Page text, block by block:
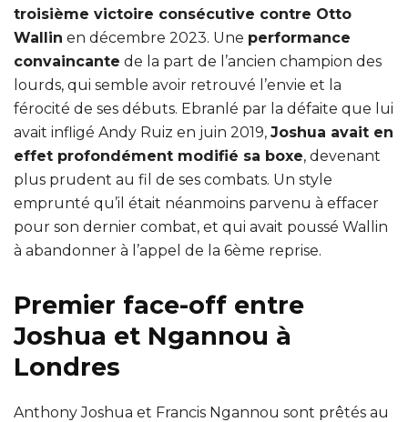
troisième victoire consécutive contre Otto
Wallin en décembre 2023. Une performance
convaincante de la part de l’ancien champion des
lourds, qui semble avoir retrouvé l’envie et la
férocité de ses débuts. Ebranlé par la défaite que lui
avait infligé Andy Ruiz en juin 2019, Joshua avait en
effet profondément modifié sa boxe, devenant
plus prudent au fil de ses combats. Un style
emprunté qu’il était néanmoins parvenu à effacer
pour son dernier combat, et qui avait poussé Wallin
à abandonner à l’appel de la 6ème reprise.
Premier face-off entre
Joshua et Ngannou à
Londres
Anthony Joshua et Francis Ngannou sont prêtés au